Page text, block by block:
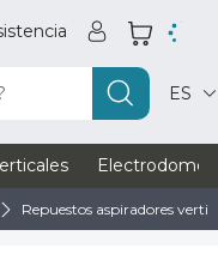
ES
Repuestos aspiradores